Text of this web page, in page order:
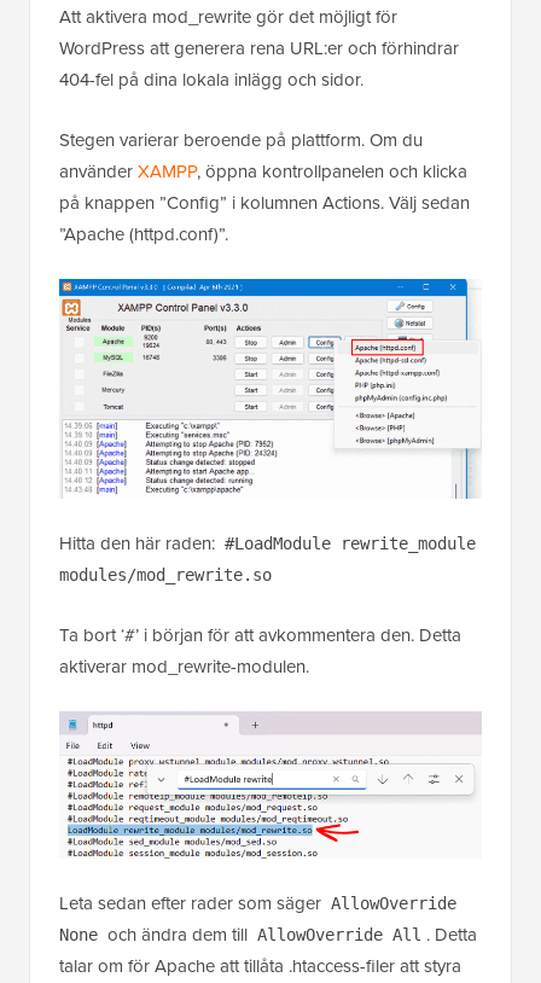
Att aktivera mod_rewrite gör det möjligt för
WordPress att generera rena URL:er och förhindrar
404-fel på dina lokala inlägg och sidor.
Stegen varierar beroende på plattform. Om du
använderXAMPP, öppna kontrollpanelen och klicka
på knappen ”Config” i kolumnen Actions. Välj sedan
”Apache (httpd.conf)”.
Hitta den här raden: #LoadModule rewrite_module
modules/mod_rewrite.so
Ta bort ‘#’ i början för att avkommentera den. Detta
aktiverar mod_rewrite-modulen.
Leta sedan efter rader som säger AllowOverride
None och ändra dem till AllowOverride All . Detta
talar om för Apache att tillåta .htaccess-filer att styra